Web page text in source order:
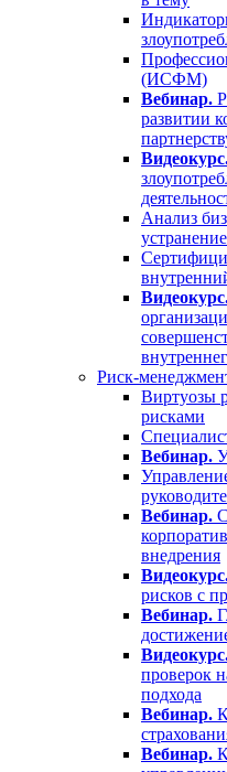
(ИСФМ)
Вебинар.
развитии
Анализ
Риск-
Виртуозы
рисками
Вебинар.
Вебинар.
внедрения
рисков с
Вебинар.
проверок
подхода
Вебинар.
Вебинар.